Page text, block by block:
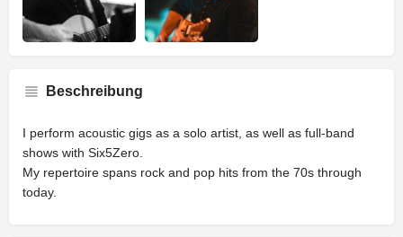
Beschreibung
I perform acoustic gigs as a solo artist, as well as full-band
shows with Six5Zero.
My repertoire spans rock and pop hits from the 70s through
today.